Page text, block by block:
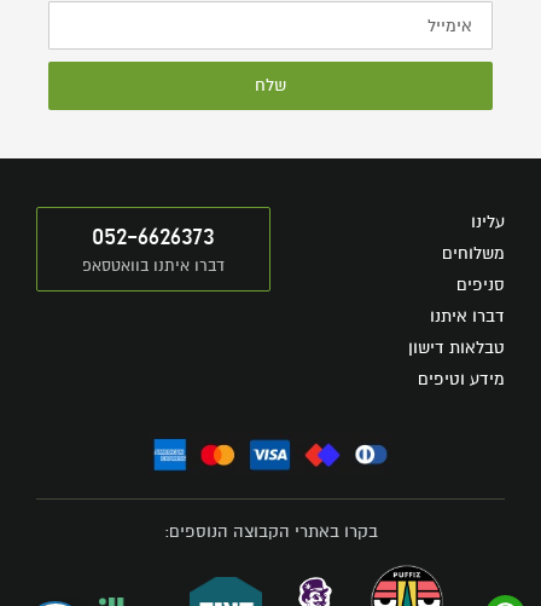
שלח
עלינו
משלוחים
סניפים
דברו איתנו
טבלאות דישון
מידע וטיפים
052-6626373
דברו איתנו בוואטסאפ
בקרו באתרי הקבוצה הנוספים: